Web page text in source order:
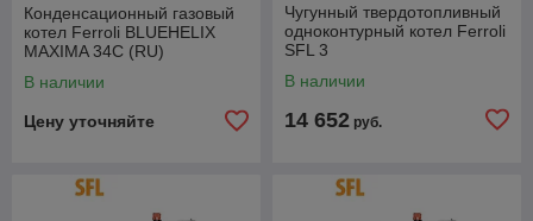
Конденсационный газовый
котел Ferroli BLUEHELIX
MAXIMA 34C (RU)
В наличии
Цену уточняйте
Чугунный твердотопливный
одноконтурный котел Ferroli
SFL 3
В наличии
14 652 руб.